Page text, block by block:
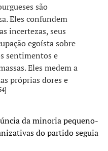
são
Eles confundem
incertezas, seus
egoísta sobre
sentimentos e
Eles medem a
próprias dores e
]
da minoria pequeno-
do partido seguia